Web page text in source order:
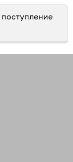
поступление